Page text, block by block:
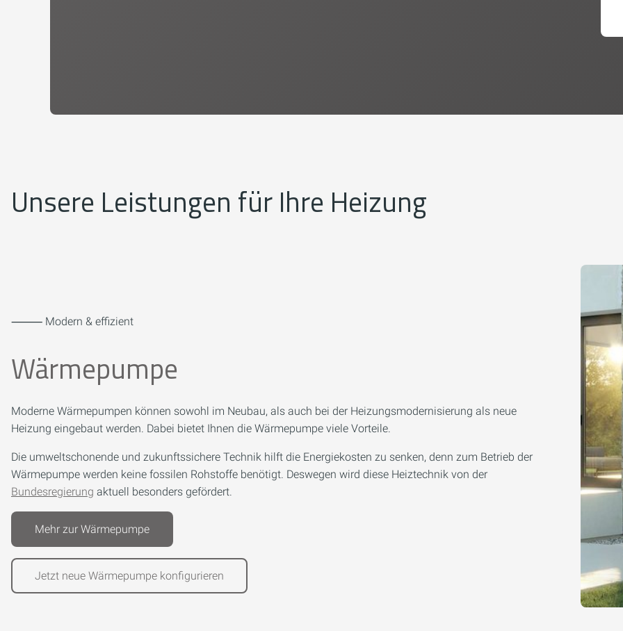
Unsere Leistungen für Ihre Heizung
⸻ Modern & effizient
Wärmepumpe
Moderne Wärmepumpen können sowohl im Neubau, als auch bei der Heizungsmodernisierung als neue
Heizung eingebaut werden. Dabei bietet Ihnen die Wärmepumpe viele Vorteile.
Die umweltschonende und zukunftssichere Technik hilft die Energiekosten zu senken, denn zum Betrieb der
Wärmepumpe werden keine fossilen Rohstoffe benötigt. Deswegen wird diese Heiztechnik von der
Bundesregierung aktuell besonders gefördert.
Mehr zur Wärmepumpe
Jetzt neue Wärmepumpe konfigurieren